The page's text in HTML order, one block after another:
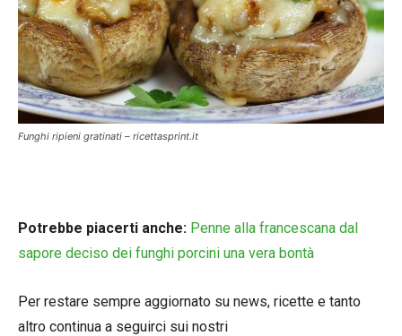
Funghi ripieni gratinati – ricettasprint.it
Potrebbe piacerti anche: Penne alla francescana dal
sapore deciso dei funghi porcini una vera bontà
Per restare sempre aggiornato su news, ricette e tanto
altro continua a seguirci sui nostri